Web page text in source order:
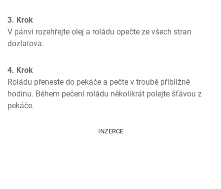
3. Krok
V pánvi rozehřejte olej a roládu opečte ze všech stran
dozlatova.
4. Krok
Roládu přeneste do pekáče a pečte v troubě přibližně
hodinu. Během pečení roládu několikrát polejte šťávou z
pekáče.
INZERCE